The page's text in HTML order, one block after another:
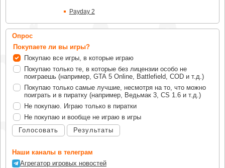
Payday 2
Опрос
Покупаете ли вы игры?
Покупаю все игры, в которые играю
Покупаю только те, в которые без лицензии особо не
поиграешь (например, GTA 5 Online, Battlefield, COD и т.д.)
Покупаю только самые лучшие, несмотря на то, что можно
поиграть и в пиратку (например, Ведьмак 3, CS 1.6 и т.д.)
Не покупаю. Играю только в пиратки
Не покупаю и вообще не играю в игры
Голосовать
Результаты
Наши каналы в телеграм
Агрегатор игровых новостей